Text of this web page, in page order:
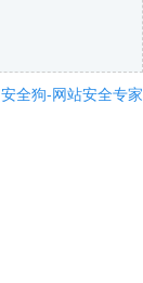
安全狗-网站安全专家